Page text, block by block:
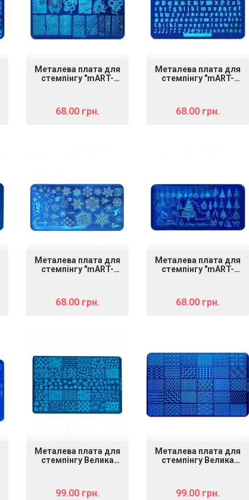
Металева плата для
стемпінгу "mART-
68.00 грн.
Металева плата для
стемпінгу "mART-
68.00 грн.
Металева плата для
стемпінгу "mART-
68.00 грн.
Металева плата для
стемпінгу "mART-
68.00 грн.
Металева плата для
стемпінгу Велика
99.00 грн.
Металева плата для
стемпінгу Велика
99.00 грн.